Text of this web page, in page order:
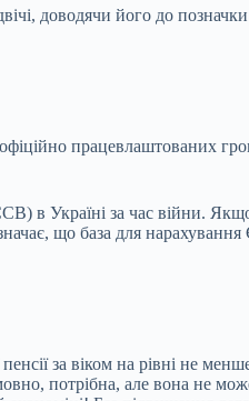
доводячи його до
працевлаштованих
в Україні за час війни.
що база для
за віком на рівні не
потрібна, але вона не